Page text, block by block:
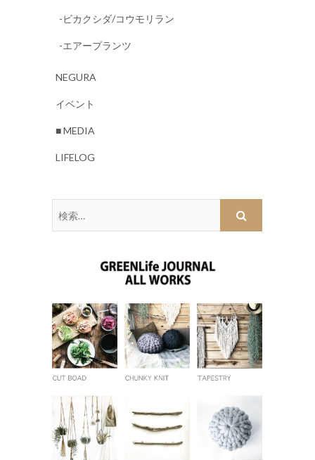
-ビカクシダ/コウモリラン
-エアープランツ
NEGURA
イベント
■ MEDIA
LIFELOG